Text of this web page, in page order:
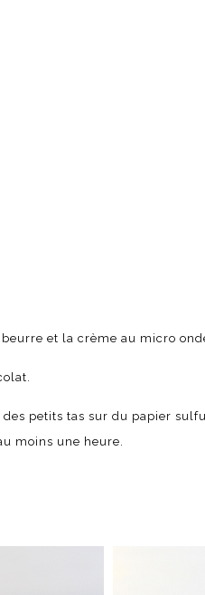
et la crème au micro
petits tas sur du papier
moins une heure.